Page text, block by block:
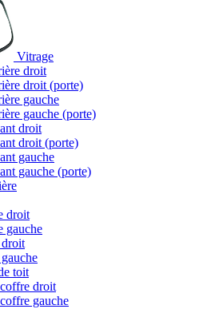
Vitrage
droit
droit (porte)
gauche
gauche (porte)
droit
droit (porte)
gauche
gauche (porte)
droit
gauche
toit
droit
gauche